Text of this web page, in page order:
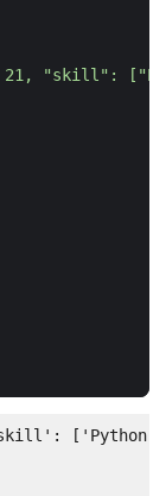
21, "skill":
['Python',